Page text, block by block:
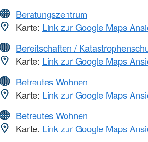
Beratungszentrum
Karte: Link zur Google Maps
Bereitschaften /
Karte: Link zur Google Maps
Betreutes Wohnen
Karte: Link zur Google Maps
Betreutes Wohnen
Karte: Link zur Google Maps